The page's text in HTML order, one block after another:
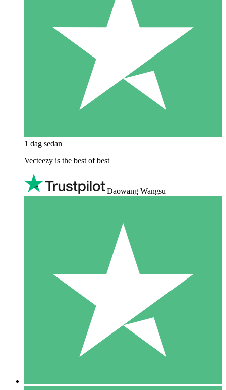
1 dag sedan
Vecteezy is the best of best
Daowang Wangsu